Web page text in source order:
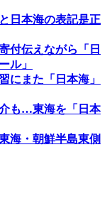
日本海の表記是正
付伝えながら「日
ル」
にまた「日本海」
も…東海を「日本
海・朝鮮半島東側